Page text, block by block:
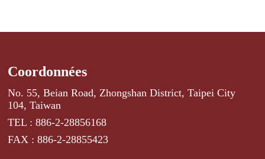
Coordonnées
No. 55, Beian Road, Zhongshan District, Taipei City
104, Taiwan
TEL : 886-2-28856168
FAX : 886-2-28855423